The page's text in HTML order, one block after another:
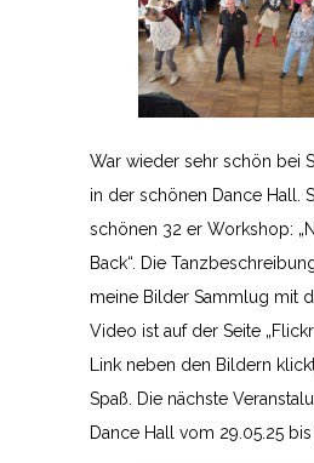
War wieder sehr schön bei
in der schönen Dance Hall.
schönen 32 er Workshop:
Back“. Die
meine Bilder Sammlug mit
Video ist auf der Seite
Link neben den Bildern
Spaß. Die nächste
Dance Hall vom 29.05.25 bis